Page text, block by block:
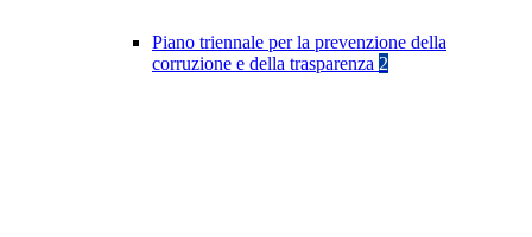
Piano triennale per la prevenzione della
corruzione e della trasparenza 2